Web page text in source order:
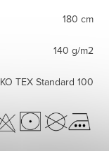
180 cm
140 g/m2
TEX Standard 100